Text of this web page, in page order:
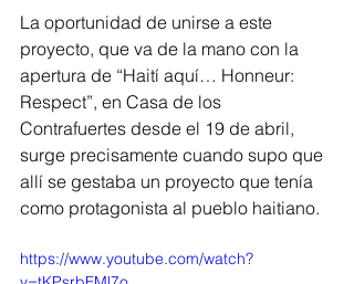
La oportunidad de unirse a este
proyecto, que va de la mano con la
apertura de “Haití aquí… Honneur:
Respect”, en Casa de los
Contrafuertes desde el 19 de abril,
surge precisamente cuando supo que
allí se gestaba un proyecto que tenía
como protagonista al pueblo haitiano.
https://www.youtube.com/watch?